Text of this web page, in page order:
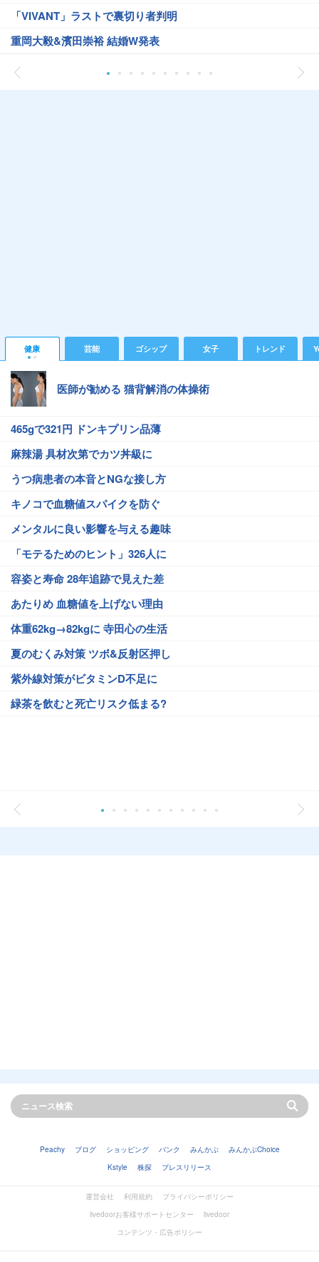
「VIVANT」ラストで裏切り者判明
重岡大毅&濱田崇裕 結婚W発表
健康 芸能 ゴシップ 女子 トレンド
医師が勧める 猫背解消の体操術
465gで321円 ドンキプリン品薄
麻辣湯 具材次第でカツ丼級に
うつ病患者の本音とNGな接し方
キノコで血糖値スパイクを防ぐ
メンタルに良い影響を与える趣味
「モテるためのヒント」326人に
容姿と寿命 28年追跡で見えた差
あたりめ 血糖値を上げない理由
体重62kg→82kgに 寺田心の生活
夏のむくみ対策 ツボ&反射区押し
紫外線対策がビタミンD不足に
緑茶を飲むと死亡リスク低まる?
Peachy ブログ ショッピング バンク みんかぶ
みんかぶChoice
Kstyle
株探 プレスリリース
運営会社 利用規約
プライバシーポリシー
livedoorお客様サポートセンター
livedoor
コンテンツ・広告ポリシー